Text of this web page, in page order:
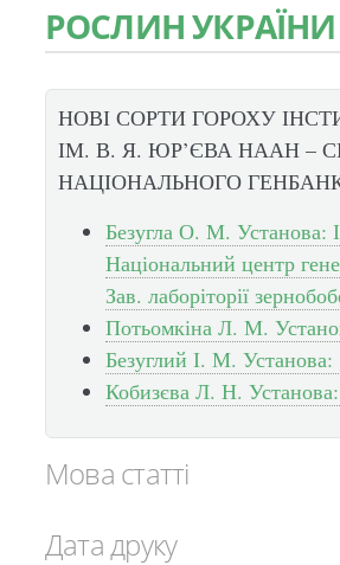
РОСЛИН УКРАЇНИ
НОВІ СОРТИ ГОРОХУ
ІМ. В. Я. ЮР’ЄВА НААН –
НАЦІОНАЛЬНОГО
Безугла О. М.
Національний центр
Зав. лаборіторії
Потьомкіна Л. М.
Безуглий І. М.
Кобизєва Л. Н.
Мова статті
Дата друку